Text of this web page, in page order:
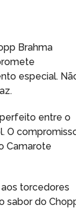
Brahma
especial.
entre o
O
Camarote
torcedores
sabor do